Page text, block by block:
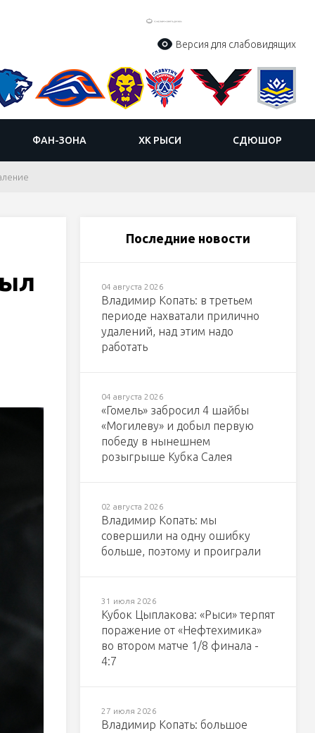
Версия для слабовидящих
ФАН-ЗОНА ХК РЫСИ СДЮШОР
Последние новости
04 августа 2026
Владимир Копать: в третьем
периоде нахватали прилично
удалений, над этим надо
работать
04 августа 2026
«Гомель» забросил 4 шайбы
«Могилеву» и добыл первую
победу в нынешнем
розыгрыше Кубка Салея
02 августа 2026
Владимир Копать: мы
совершили на одну ошибку
больше, поэтому и проиграли
31 июля 2026
Кубок Цыплакова: «Рыси» терпят
поражение от «Нефтехимика»
во втором матче 1/8 финала -
4:7
27 июля 2026
Владимир Копать: большое